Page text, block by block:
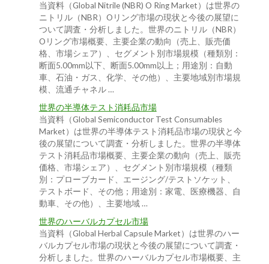
当資料（Global Nitrile (NBR) O Ring Market）は世界の
ニトリル（NBR）Oリング市場の現状と今後の展望に
ついて調査・分析しました。世界のニトリル（NBR）
Oリング市場概要、主要企業の動向（売上、販売価
格、市場シェア）、セグメント別市場規模（種類別：
断面5.00mm以下、断面5.00mm以上；用途別：自動
車、石油・ガス、化学、その他）、主要地域別市場規
模、流通チャネル …
世界の半導体テスト消耗品市場
当資料（Global Semiconductor Test Consumables
Market）は世界の半導体テスト消耗品市場の現状と今
後の展望について調査・分析しました。世界の半導体
テスト消耗品市場概要、主要企業の動向（売上、販売
価格、市場シェア）、セグメント別市場規模（種類
別：プローブカード、エージング/テストソケット、
テストボード、その他；用途別：家電、医療機器、自
動車、その他）、主要地域 …
世界のハーバルカプセル市場
当資料（Global Herbal Capsule Market）は世界のハー
バルカプセル市場の現状と今後の展望について調査・
分析しました。世界のハーバルカプセル市場概要、主